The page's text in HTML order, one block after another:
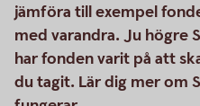
jämföra till exempel
med varandra. Ju högre
har fonden varit på att
du tagit. Lär dig mer om